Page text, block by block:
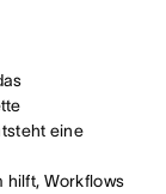
eine
hilft, Workflows